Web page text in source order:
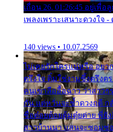
เถื่อน 26. 01:26:45 อยู่เพื่อ
เพลงเพราะเสนาะดวงใจ
140 views • 10.07.2569
ไม่เคยรักใครแน่หรือ อย
ตรึงใจ ติ๋มใช่งามซึ้งตรึง
คนเขาลืออื้อฉาว ว่าสาว
กัน แต่หวั่นจะช้ำดวงฤดี
ชื่อต๋อยต้อยตุ้มตุ๋ยต่าย พี่ยัง
สาวบ้านนา แสนจะซอมซ่